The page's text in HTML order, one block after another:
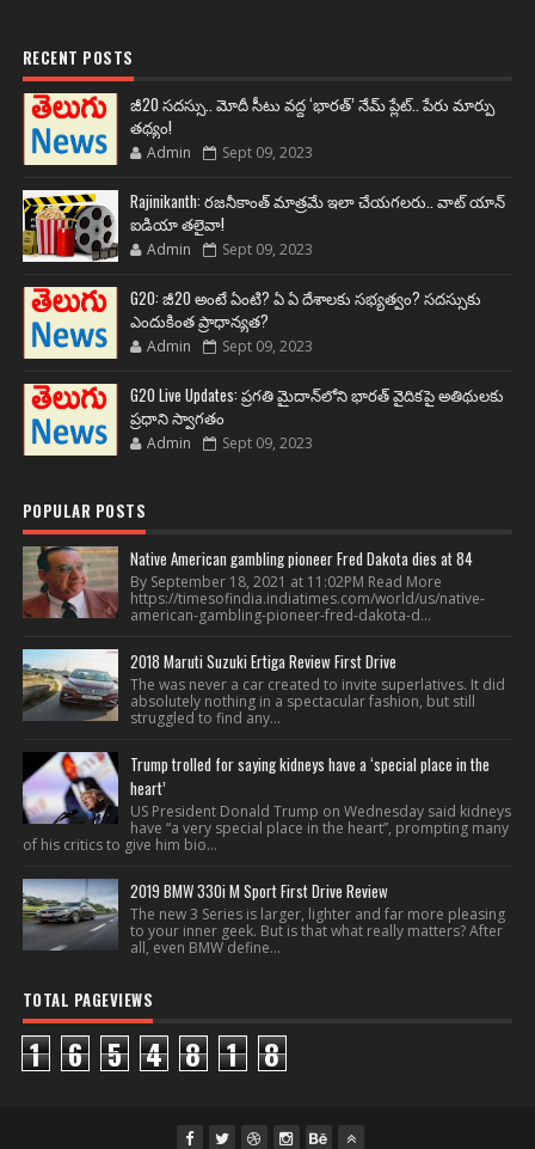
RECENT POSTS
జీ20 సదస్సు.. మోదీ సీటు వద్ద ‘భారత్’ నేమ్ ప్లేట్‌.. పేరు మార్పు
తథ్యం!
Admin Sept 09, 2023
Rajinikanth: రజనీకాంత్ మాత్రమే ఇలా చేయగలరు.. వాట్ యాన్
ఐడియా తలైవా!
Admin Sept 09, 2023
G20: జీ20 అంటే ఏంటి? ఏ ఏ దేశాలకు సభ్యత్వం? సదస్సుకు
ఎందుకింత ప్రాధాన్యత?
Admin Sept 09, 2023
G20 Live Updates: ప్రగతి మైదాన్‌లోని భారత్ వైదికపై అతిథులకు
ప్రధాని స్వాగతం
Admin Sept 09, 2023
POPULAR POSTS
Native American gambling pioneer Fred Dakota dies at 84
By September 18, 2021 at 11:02PM Read More
https://timesofindia.indiatimes.com/world/us/native-
american-gambling-pioneer-fred-dakota-d...
2018 Maruti Suzuki Ertiga Review First Drive
The was never a car created to invite superlatives. It did
absolutely nothing in a spectacular fashion, but still
struggled to find any...
Trump trolled for saying kidneys have a ‘special place in the
heart’
US President Donald Trump on Wednesday said kidneys
have “a very special place in the heart”, prompting many
of his critics to give him bio...
2019 BMW 330i M Sport First Drive Review
The new 3 Series is larger, lighter and far more pleasing
to your inner geek. But is that what really matters? After
all, even BMW define...
TOTAL PAGEVIEWS
1 6 5 4 8 1 8